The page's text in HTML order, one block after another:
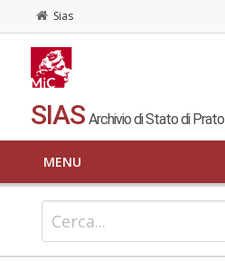
Sias
SIAS Archivio di Stato di Prato
MENU